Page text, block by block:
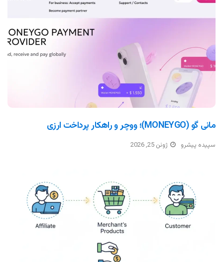
مانی گو (MONEYGO)؛ ووچر و راهکار پرداخت ارزی
سپیده پیشرو ژوئن 25, 2026